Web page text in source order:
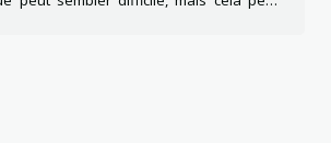
ressentie lors de la pression des
déterminé par la qualité de la